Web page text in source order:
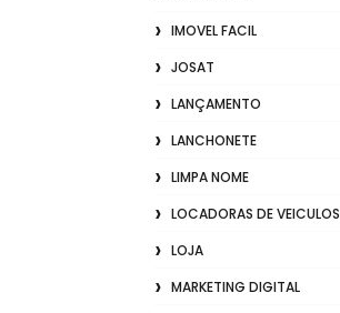
IMOVEL FACIL
JOSAT
LANÇAMENTO
LANCHONETE
LIMPA NOME
LOCADORAS DE VEICULOS
LOJA
MARKETING DIGITAL